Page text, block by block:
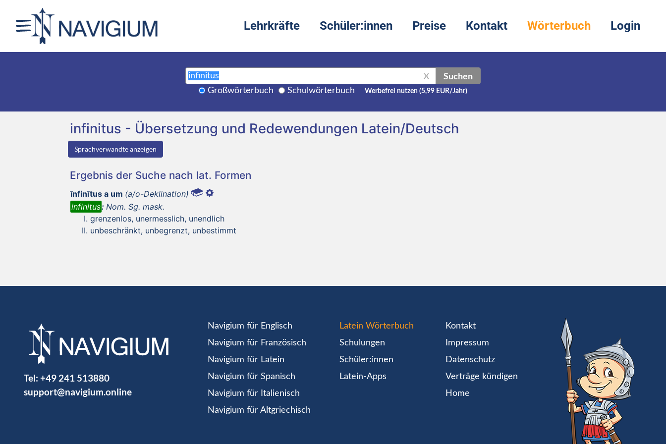
Lehrkräfte Schüler:innen Preise Kontakt Wörterbuch Login
X Suchen
Großwörterbuch Schulwörterbuch Werbefrei nutzen (5,99 EUR/Jahr)
infinitus - Übersetzung und Redewendungen Latein/Deutsch
Sprachverwandte anzeigen
Ergebnis der Suche nach lat. Formen
īnfinītus a um (a/o-Deklination)
infinitus: Nom. Sg. mask.
grenzenlos, unermesslich, unendlich
unbeschränkt, unbegrenzt, unbestimmt
Tel: +49 241 513880
support@navigium.online
Navigium für Englisch
Navigium für Französisch
Navigium für Latein
Navigium für Spanisch
Navigium für Italienisch
Navigium für Altgriechisch
Latein Wörterbuch
Schulungen
Schüler:innen
Latein-Apps
Kontakt
Impressum
Datenschutz
Verträge kündigen
Home